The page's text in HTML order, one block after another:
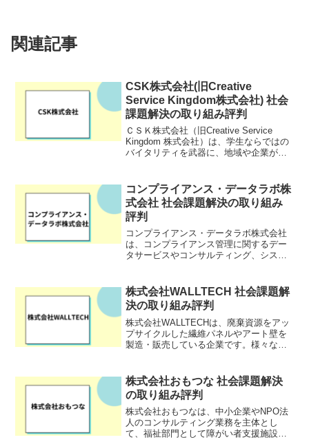
関連記事
CSK株式会社(旧Creative
Service Kingdom株式会社) 社会
課題解決の取り組み評判
ＣＳＫ株式会社（旧Creative Service
Kingdom 株式会社）は、学生ならではの
バイタリティを武器に、地域や企業が抱
の普及事業を通じて、企業のCSRやS...
コンプライアンス・データラボ株
式会社 社会課題解決の取り組み
評判
コンプライアンス・データラボ株式会社
は、コンプライアンス管理に関するデー
タサービスやコンサルティング、システ
先データの取得や整備からリスク評価ま
で、高度なコンプライアン...
株式会社WALLTECH 社会課題解
決の取り組み評判
株式会社WALLTECHは、廃棄資源をアッ
プサイクルした繊維パネルやアート壁を
製造・販売している企業です。様々な業
クルではない「おしゃれでかっこいいも
の」に生まれ変わら...
株式会社おもつな 社会課題解決
の取り組み評判
株式会社おもつなは、中小企業やNPO法
人のコンサルティング業務を主体とし
て、福祉部門として障がい者支援施設や